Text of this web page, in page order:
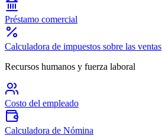
Préstamo comercial
Calculadora de impuestos sobre las ventas
Recursos humanos y fuerza laboral
Costo del empleado
Calculadora de Nómina